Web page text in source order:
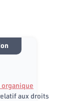
aux droits